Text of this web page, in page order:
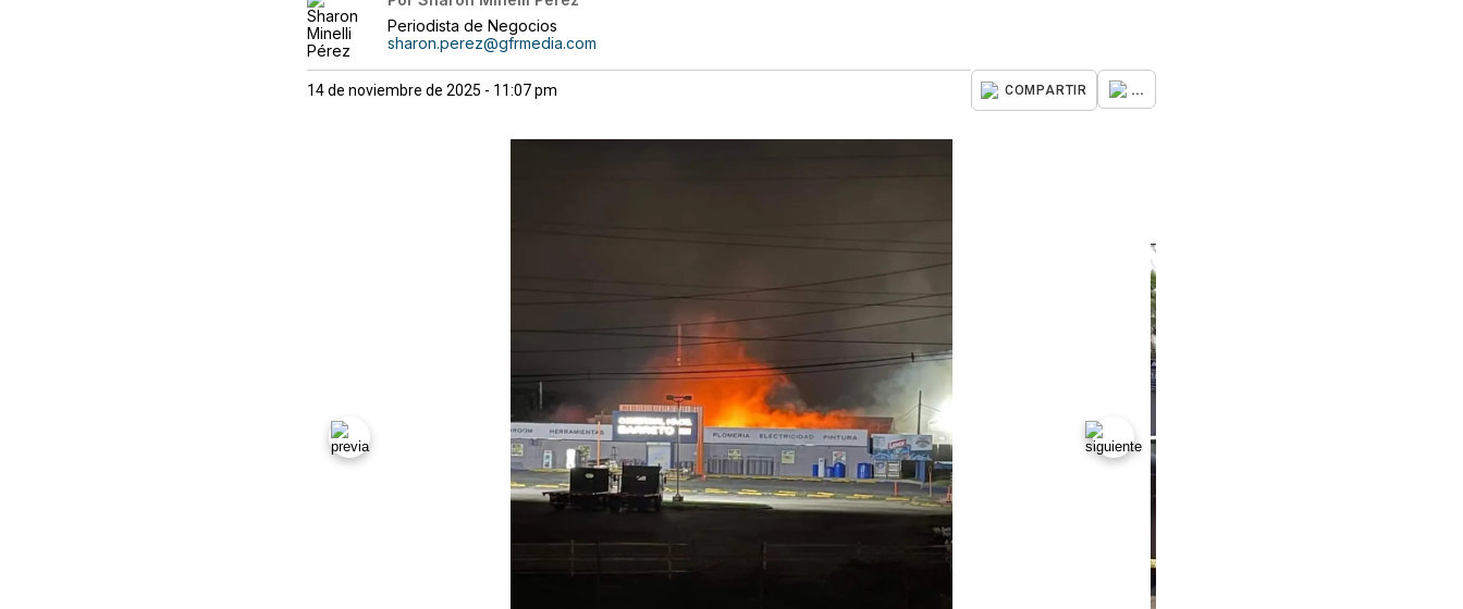
Periodista de Negocios
sharon.perez@gfrmedia.com
14 de noviembre de 2025 - 11:07 pm COMPARTIR ...